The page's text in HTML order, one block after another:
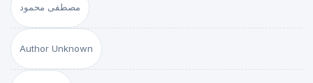
مصطفى محمود
Author Unknown